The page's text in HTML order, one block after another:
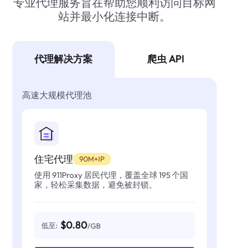
站并最小化连接中断。
代理解决方案 爬虫 API
高速大规模代理池
住宅代理 90M+IP
使用 911Proxy 居民代理，覆盖全球 195 个国
家，轻松采集数据，避免被封锁。
低至: $0.80/GB